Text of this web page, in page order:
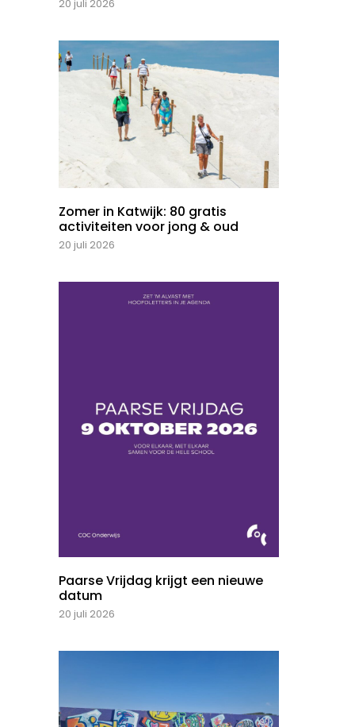
20 juli 2026
Zomer in Katwijk: 80 gratis
activiteiten voor jong & oud
20 juli 2026
Paarse Vrijdag krijgt een nieuwe
datum
20 juli 2026